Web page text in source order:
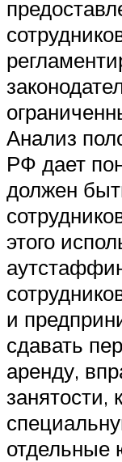
Анализ
РФ дает
должен
этого
и
сдавать
аренду,
занятости,
отдельные